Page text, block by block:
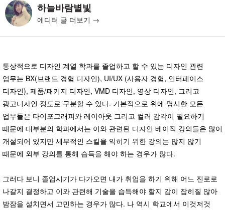
하늘바람별빛
에디터 글 더보기 →
통상적으로 디자인 계열 학과를 졸업하고 할 수 있는 디자인 관련
업무는 BX(브랜드 경험 디자인), UI/UX (사용자 경험, 인터페이스
디자인), 제품/패키지 디자인, VMD 디자인, 영상 디자인, 그리고
광고디자인 정도로 구분할 수 있다. 기본적으로 위에 명시한 모든
업무들은 타이포그래피와 레이아웃 그리고 컬러 감각이 필요하기
때문에 대부분의 학과에서는 이와 관련된 디자인 베이직 강의들은 많이
개설되어 있지만 세부적인 스킬을 익히기 위한 강의는 많지 않기
때문에 외부 강의를 통해 습득을 해야 하는 경우가 많다.
그러다 보니 졸업시기가 다가오면 내가 취업을 하기 위해 어느 진로로
나갈지 결정하고 이와 관련해 기술을 습득해야 할지 감이 잡히질 않아
밤잠을 설치면서 고민하는 경우가 많다. 나 역시 학교에서 이것저것